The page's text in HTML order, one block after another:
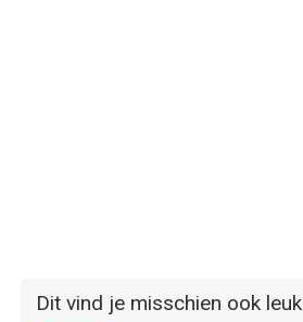
Dit vind je misschien ook leuk